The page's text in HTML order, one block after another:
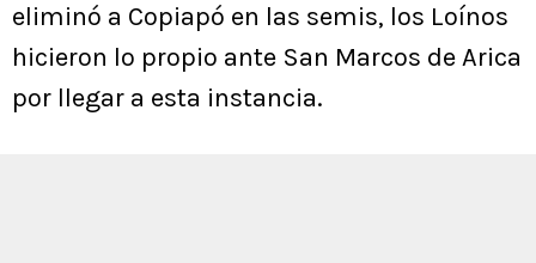
eliminó a Copiapó en las semis, los Loínos
hicieron lo propio ante San Marcos de Arica
por llegar a esta instancia.